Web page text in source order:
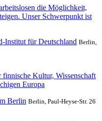
die Möglichkeit,
Unser Schwerpunkt ist
Institut für Deutschland Berlin,
Kultur, Wissenschaft
Europa
Berlin Berlin, Paul-Heyse-Str. 26